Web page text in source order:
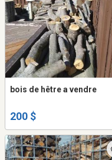
bois de hêtre a vendre
200 $